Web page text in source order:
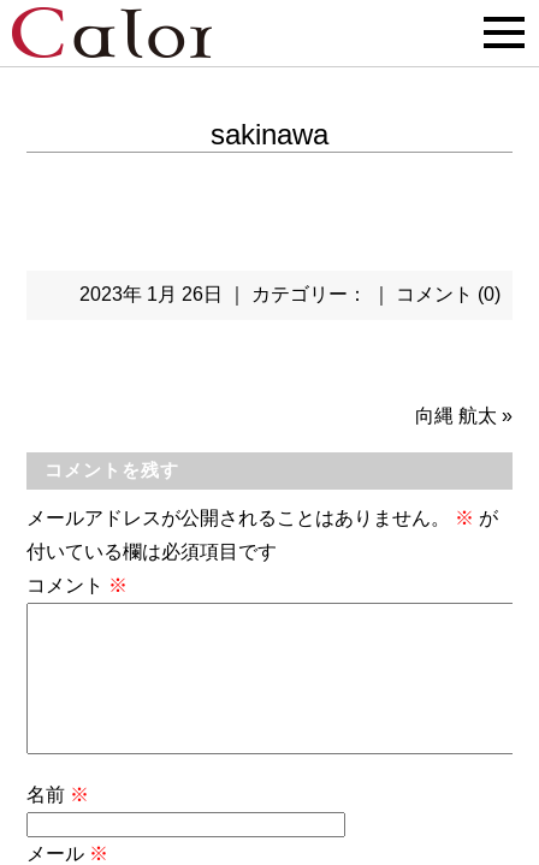
sakinawa
2023年 1月 26日 ｜ カテゴリー： ｜ コメント (0)
向縄 航太 »
コメントを残す
メールアドレスが公開されることはありません。 ※ が
付いている欄は必須項目です
コメント ※
名前 ※
メール ※